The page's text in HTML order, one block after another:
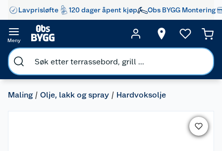
Lavprisløfte 120 dager åpent kjøp Obs BYGG Montering
Meny
Maling Olje, lakk og spray Hardvoksolje